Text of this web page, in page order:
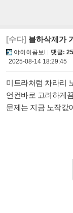
[수다] 블하삭제가
야히히콤보t 댓글:
2025-08-14 18:29:45
미트라처럼 차라리
언컨바로 고려하게
문제는 지금 노작값